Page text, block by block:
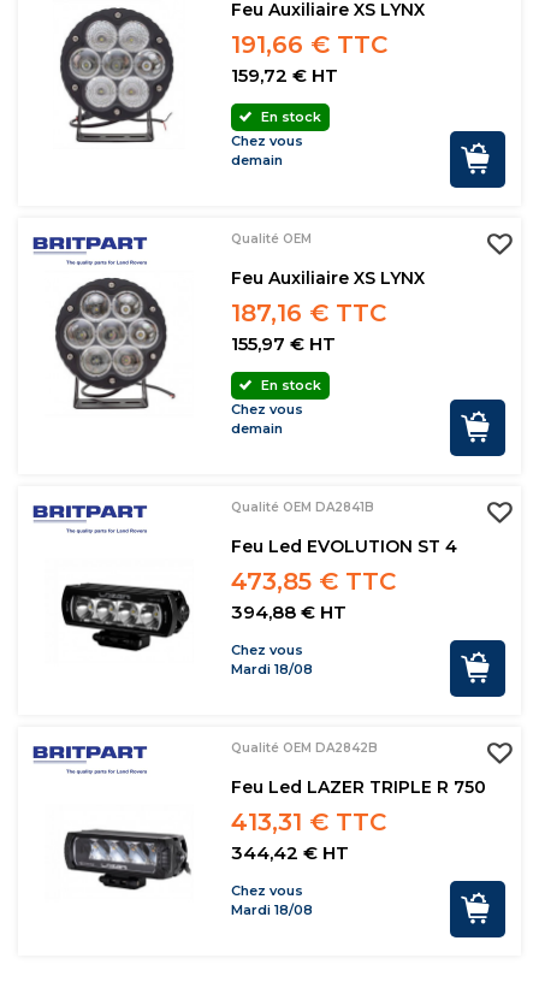
Feu Auxiliaire XS LYNX
191,66 € TTC
159,72 € HT
En stock
Chez vous
demain
Qualité OEM
Feu Auxiliaire XS LYNX
187,16 € TTC
155,97 € HT
En stock
Chez vous
demain
Qualité OEM DA2841B
Feu Led EVOLUTION ST 4
473,85 € TTC
394,88 € HT
Chez vous
Mardi 18/08
Qualité OEM DA2842B
Feu Led LAZER TRIPLE R 750
413,31 € TTC
344,42 € HT
Chez vous
Mardi 18/08